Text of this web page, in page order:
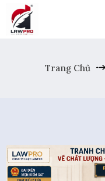
Trang Chủ